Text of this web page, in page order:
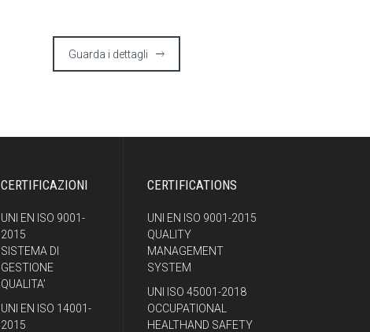
Guarda i dettagli
CERTIFICAZIONI
UNI EN ISO 9001-
2015
SISTEMA DI
GESTIONE
QUALITA’
UNI EN ISO 14001-
2015
CERTIFICATIONS
UNI EN ISO 9001-2015
QUALITY
MANAGEMENT
SYSTEM
UNI ISO 45001-2018
OCCUPATIONAL
HEALTHAND SAFETY